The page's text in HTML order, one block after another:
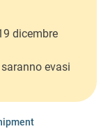
dicembre
evasi